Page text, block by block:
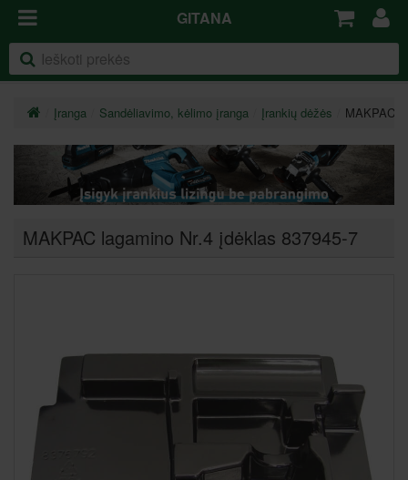
GITANA
Įranga Sandėliavimo, kėlimo įranga Įrankių dėžės MAKPAC
MAKPAC lagamino Nr.4 įdėklas 837945-7